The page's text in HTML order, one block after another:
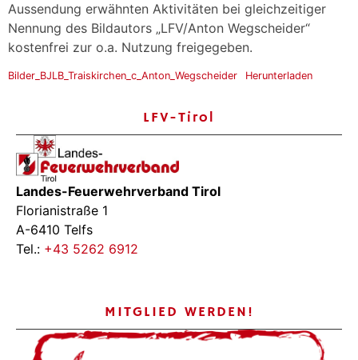
Aussendung erwähnten Aktivitäten bei gleichzeitiger
Nennung des Bildautors „LFV/Anton Wegscheider“
kostenfrei zur o.a. Nutzung freigegeben.
Bilder_BJLB_Traiskirchen_c_Anton_Wegscheider Herunterladen
LFV-Tirol
Landes-Feuerwehrverband Tirol
Florianistraße 1
A-6410 Telfs
Tel.: +43 5262 6912
MITGLIED WERDEN!